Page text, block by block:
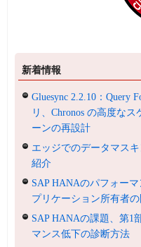
新着情報
Gluesync 2.2.10：Query
リ、Chronos の高度な
ーンの再設計
エッジでのデータマス
紹介
SAP HANAのパフォー
プリケーション所有者
SAP HANAの課題、第1
マンス低下の診断方法